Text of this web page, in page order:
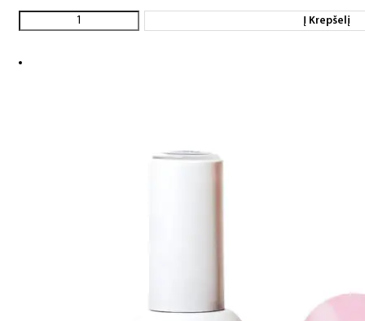
Į Krepšelį